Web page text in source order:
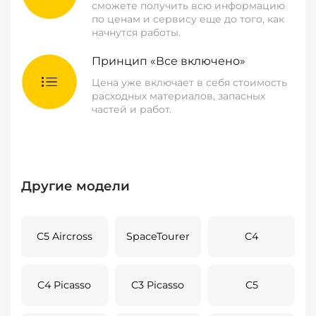
сможете получить всю информацию
по ценам и сервису еще до того, как
начнутся работы.
Принцип «Все включено»
Цена уже включает в себя стоимость
расходных материалов, запасных
частей и работ.
Другие модели
C5 Aircross SpaceTourer C4
C4 Picasso C3 Picasso C5